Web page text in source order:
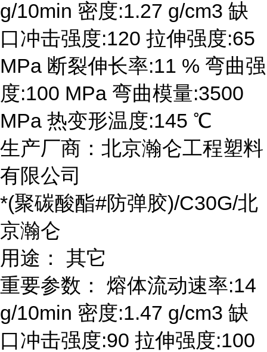
g/10min 密度:1.27 g/cm3 缺
口冲击强度:120 拉伸强度:65
MPa 断裂伸长率:11 % 弯曲强
度:100 MPa 弯曲模量:3500
MPa 热变形温度:145 ℃
生产厂商：北京瀚仑工程塑料
有限公司
*(聚碳酸酯#防弹胶)/C30G/北
京瀚仑
用途： 其它
重要参数： 熔体流动速率:14
g/10min 密度:1.47 g/cm3 缺
口冲击强度:90 拉伸强度:100